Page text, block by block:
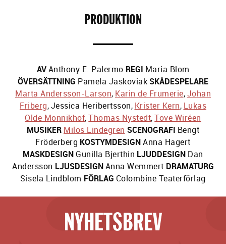
PRODUKTION
AV Anthony E. Palermo REGI Maria Blom
ÖVERSÄTTNING Pamela JaskoviakSKÅDESPELARE
Marta Andersson-Larson, Karin de Frumerie,Johan
Friberg,Jessica Heribertsson, Krister Kern, Lukas
Olde Monnikhof,Thomas Nystedt,Tove Wiréen
MUSIKER Milos Lindegren SCENOGRAFI Bengt
Fröderberg KOSTYMDESIGNAnna Hagert
MASKDESIGN Gunilla Bjerthin LJUDDESIGN Dan
Andersson LJUSDESIGNAnna Wemmert DRAMATURG
Sisela Lindblom FÖRLAG Colombine Teaterförlag
NYHETSBREV